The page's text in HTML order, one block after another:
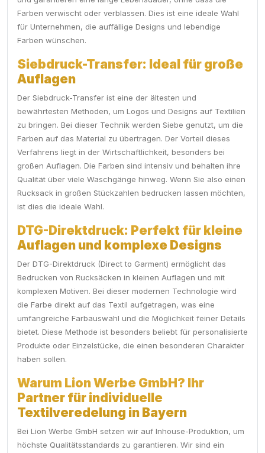
Farben verwischt oder verblassen. Dies ist eine ideale Wahl
für Unternehmen, die auffällige Designs und lebendige
Farben wünschen.
Siebdruck-Transfer: Ideal für große
Auflagen
Der Siebdruck-Transfer ist eine der ältesten und
bewährtesten Methoden, um Logos und Designs auf Textilien
zu bringen. Bei dieser Technik werden Siebe genutzt, um die
Farben auf das Material zu übertragen. Der Vorteil dieses
Verfahrens liegt in der Wirtschaftlichkeit, besonders bei
großen Auflagen. Die Farben sind intensiv und behalten ihre
Qualität über viele Waschgänge hinweg. Wenn Sie also einen
Rucksack in großen Stückzahlen bedrucken lassen möchten,
ist dies die ideale Wahl.
DTG-Direktdruck: Perfekt für kleine
Auflagen und komplexe Designs
Der DTG-Direktdruck (Direct to Garment) ermöglicht das
Bedrucken von Rucksäcken in kleinen Auflagen und mit
komplexen Motiven. Bei dieser modernen Technologie wird
die Farbe direkt auf das Textil aufgetragen, was eine
umfangreiche Farbauswahl und die Möglichkeit feiner Details
bietet. Diese Methode ist besonders beliebt für personalisierte
Produkte oder Einzelstücke, die einen besonderen Charakter
haben sollen.
Warum Lion Werbe GmbH? Ihr
Partner für individuelle
Textilveredelung in Bayern
Bei Lion Werbe GmbH setzen wir auf Inhouse-Produktion, um
höchste Qualitätsstandards zu garantieren. Wir sind ein